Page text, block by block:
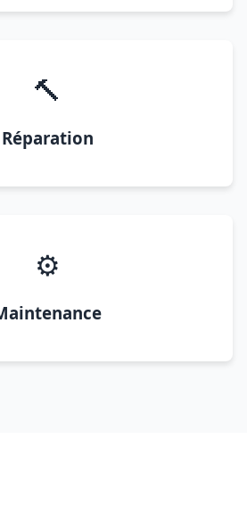
🔨
Réparation
⚙️